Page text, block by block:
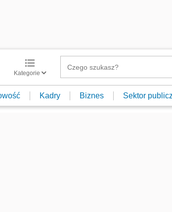
Kategorie
Kadry Biznes Sektor